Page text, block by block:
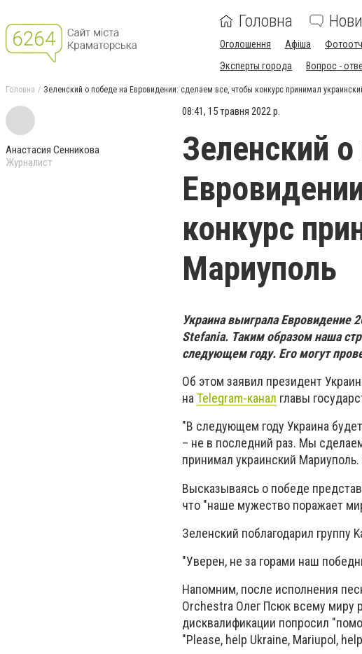
Головна
Оголошення Афіша
Эксперты города
Вопрос -
Головна Зеленский о победе на Евровидении: сделаем все, чтобы конкурс принимал
Анастасия Сенникова
Журналист
08:41, 15 травня 2022 р.
Зеленский
конкурс
Мариуполь
Украина выиграла Евровидение
Stefania. Таким образом наша
следующем году. Его могут
Об этом заявил президент
на Telegram-канал главы
"В следующем году Украина
– не в последний раз. Мы
принимал украинский
Высказываясь о победе
что "наше мужество поражает
Зеленский поблагодарил группу
"Уверен, не за горами наш
Напомним, после исполнения
Orchestra Олег Псюк всему миру
дисквалификации попросил
"Please, help Ukraine, Mariupol,